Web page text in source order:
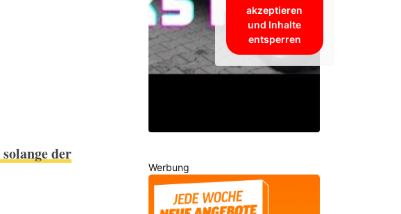
der
akzeptieren
und Inhalte
entsperren
Werbung